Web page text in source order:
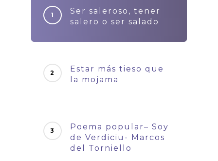
Ser saleroso, tener
salero o ser salado
Estar más tieso que
la mojama
Poema popular– Soy
de Verdiciu- Marcos
del Torniello